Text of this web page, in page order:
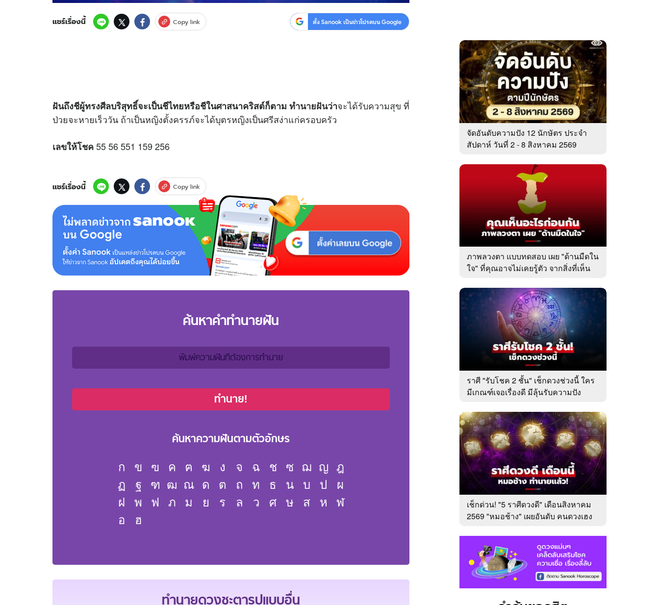
แชร์เรื่องนี้ Copy link ตั้ง Sanook เป็นข่าวโปรดบน Google
ฝันถึงชีผู้ทรงศีลบริสุทธิ์จะเป็นชีไทยหรือชีในศาสนาคริสต์ก็ตาม ทำนายฝันว่าจะได้รับความสุข ที่
ป่วยจะหายเร็ววัน ถ้าเป็นหญิงตั้งครรภ์จะได้บุตรหญิงเป็นศรีสง่าแก่ครอบครัว
เลขให้โชค55 56 551 159 256
แชร์เรื่องนี้ Copy link
ค้นหาคำทำนายฝัน
ทำนาย!
ค้นหาความฝันตามตัวอักษร
ก ข ฃ ค ฅ ฆ ง จ ฉ ช ซ ฌ ญ ฎ
ฏ
ฐ ฑ ฒ ณ ด ต ถ ท ธ น บ ป
ผ
ฝ พ ฟ ภ ม ย ร ล ว ศ ษ ส ห ฬ
อ
ฮ
ทำนายดวงชะตารูปแบบอื่น
จัดอันดับความปัง 12 นักษัตร ประจำ
สัปดาห์ วันที่ 2 - 8 สิงหาคม 2569
ภาพลวงตา แบบทดสอบ เผย "ด้านมืดใน
ใจ" ที่คุณอาจไม่เคยรู้ตัว จากสิ่งที่เห็น
ราศี "รับโชค 2 ชั้น" เช็กดวงช่วงนี้ ใคร
มีเกณฑ์เจอเรื่องดี มีลุ้นรับความปัง
เช็กด่วน! "5 ราศีดวงดี" เดือนสิงหาคม
2569 "หมอช้าง" เผยอันดับ คนดวงเฮง